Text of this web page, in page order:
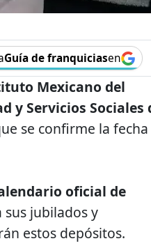
Guía de franquiciasen
Mexicano del
y Servicios Sociales
se confirme la fecha
oficial de
sus jubilados y
estos depósitos.